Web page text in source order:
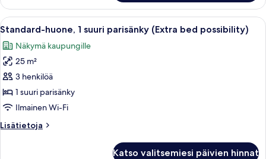
1
suuri
parisänky
Avaa
kaikki
huonetyypin
Standard-
huone,
1
suuri
(Extra
Standard-huone, 1 suuri parisänky
7
Standard-huone, 1 suuri parisänky (Extra bed possibility)
Näkymä kaupungille
25 m²
3 henkilöä
1 suuri parisänky
Ilmainen Wi-Fi
Lisätietoja
Lisätietoja
Katso valitsemiesi päivien hinnat